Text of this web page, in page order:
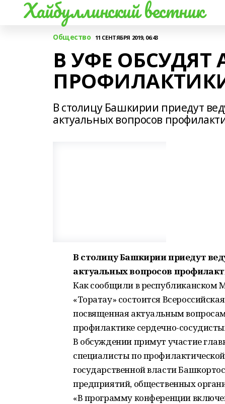
Хайбуллинский вестник
Общество 11 СЕНТЯБРЯ 2019, 06:43
В УФЕ
В столицу Башкирии приедут
актуальных вопросов
В столицу Башкирии приедут
актуальных вопросов
Как сообщили в республиканском
«Торатау» состоится
посвященная актуальным
профилактике сердечно-
В обсуждении примут участие
специалисты по
государственной власти
предприятий, общественных
«В программу конференции